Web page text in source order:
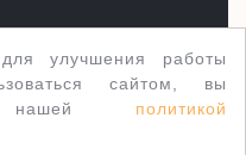
улучшения работы
сайтом, вы
нашей политикой